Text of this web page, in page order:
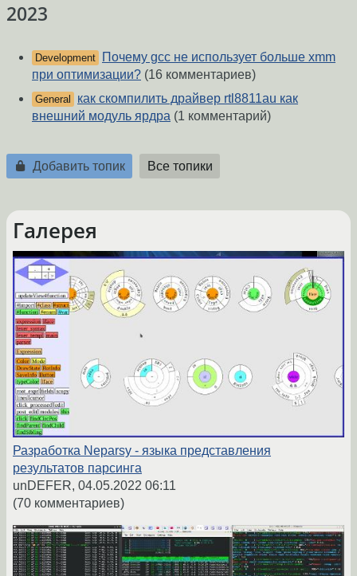
2023
Development
Почему gcc не использует больше xmm
при оптимизации? (16 комментариев)
General
как скомпилить драйвер rtl8811au как
внешний модуль ярдра (1 комментарий)
Добавить топик Все топики
Галерея
Разработка Neparsy - языка представления
результатов парсинга
unDEFER, 04.05.2022 06:11
(70 комментариев)